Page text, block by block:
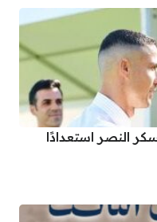
النصر استعدادًا